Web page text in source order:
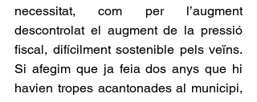
necessitat, com per l’augment
descontrolat el augment de la pressió
fiscal, difícilment sostenible pels veïns.
Si afegim que ja feia dos anys que hi
havien tropes acantonades al municipi,